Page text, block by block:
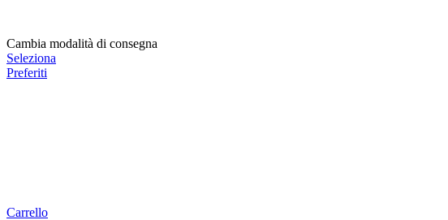
Cambia modalità di consegna
Seleziona
Preferiti
Carrello